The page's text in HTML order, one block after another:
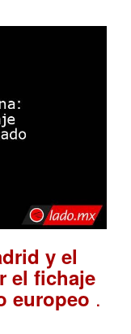
y el
el fichaje
europeo .